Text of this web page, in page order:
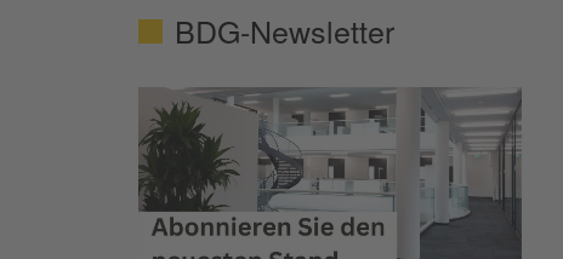
BDG-Newsletter